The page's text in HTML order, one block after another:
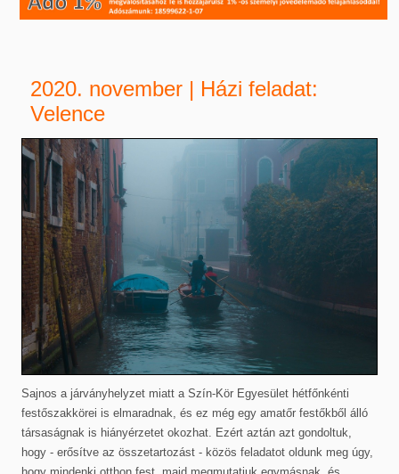
2020. november | Házi feladat:
Velence
Sajnos a járványhelyzet miatt a Szín-Kör Egyesület hétfőnkénti
festőszakkörei is elmaradnak, és ez még egy amatőr festőkből álló
társaságnak is hiányérzetet okozhat. Ezért aztán azt gondoltuk,
hogy - erősítve az összetartozást - közös feladatot oldunk meg úgy,